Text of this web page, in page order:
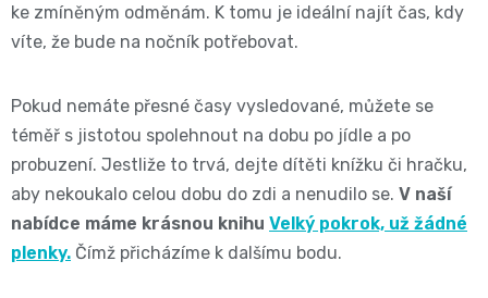
ke zmíněným odměnám. K tomu je ideální najít čas, kdy
víte, že bude na nočník potřebovat.
Pokud nemáte přesné časy vysledované, můžete se
téměř s jistotou spolehnout na dobu po jídle a po
probuzení. Jestliže to trvá, dejte dítěti knížku či hračku,
aby nekoukalo celou dobu do zdi a nenudilo se. V naší
nabídce máme krásnou knihu Velký pokrok, už žádné
plenky. Čímž přicházíme k dalšímu bodu.